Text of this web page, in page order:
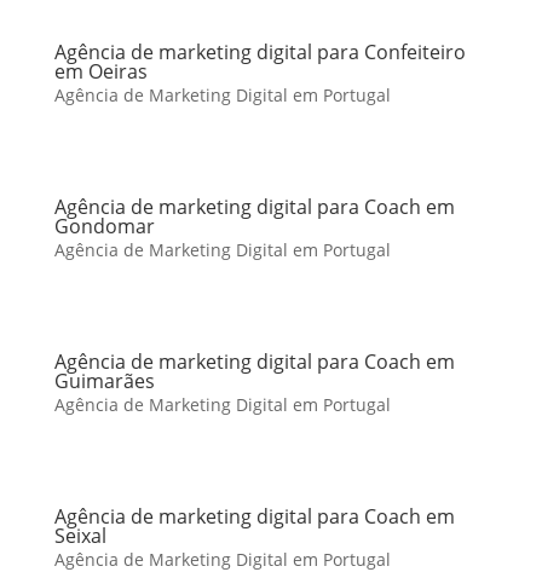
Agência de marketing digital para Confeiteiro
em Oeiras
Agência de Marketing Digital em Portugal
Agência de marketing digital para Coach em
Gondomar
Agência de Marketing Digital em Portugal
Agência de marketing digital para Coach em
Guimarães
Agência de Marketing Digital em Portugal
Agência de marketing digital para Coach em
Seixal
Agência de Marketing Digital em Portugal